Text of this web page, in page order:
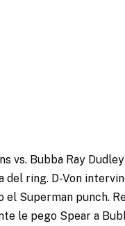
vs. Bubba Ray
del ring. D-Von
el Superman punch.
le pego Spear a